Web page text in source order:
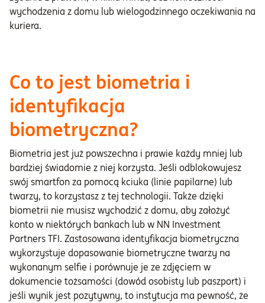
wychodzenia z domu lub wielogodzinnego oczekiwania na
kuriera.
Co to jest biometria i
identyfikacja
biometryczna?
Biometria jest już powszechna i prawie każdy mniej lub
bardziej świadomie z niej korzysta. Jeśli odblokowujesz
swój smartfon za pomocą kciuka (linie papilarne) lub
twarzy, to korzystasz z tej technologii. Także dzięki
biometrii nie musisz wychodzić z domu, aby założyć
konto w niektórych bankach lub w NN Investment
Partners TFI. Zastosowana identyfikacja biometryczna
wykorzystuje dopasowanie biometryczne twarzy na
wykonanym selfie i porównuje je ze zdjęciem w
dokumencie tożsamości (dowód osobisty lub paszport) i
jeśli wynik jest pozytywny, to instytucja ma pewność, że